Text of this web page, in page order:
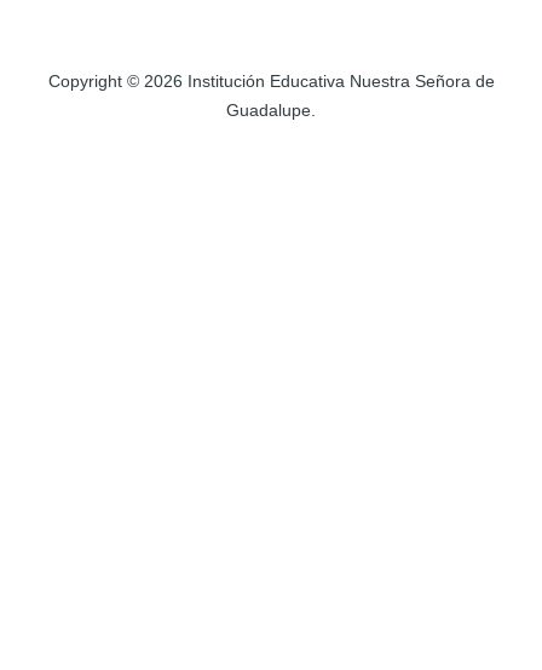
Copyright © 2026 Institución Educativa Nuestra Señora de
Guadalupe.